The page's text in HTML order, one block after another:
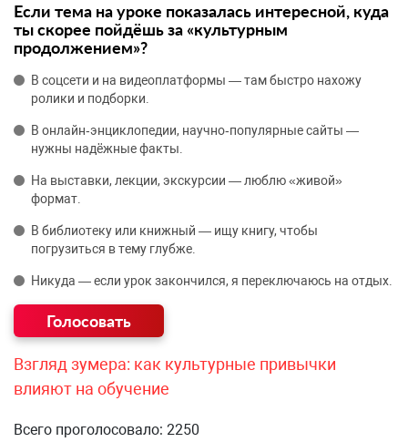
Если тема на уроке показалась интересной, куда
ты скорее пойдёшь за «культурным
продолжением»?
В соцсети и на видеоплатформы — там быстро нахожу
ролики и подборки.
В онлайн‑энциклопедии, научно‑популярные сайты —
нужны надёжные факты.
На выставки, лекции, экскурсии — люблю «живой»
формат.
В библиотеку или книжный — ищу книгу, чтобы
погрузиться в тему глубже.
Никуда — если урок закончился, я переключаюсь на отдых.
Взгляд зумера: как культурные привычки
влияют на обучение
Всего проголосовало: 2250